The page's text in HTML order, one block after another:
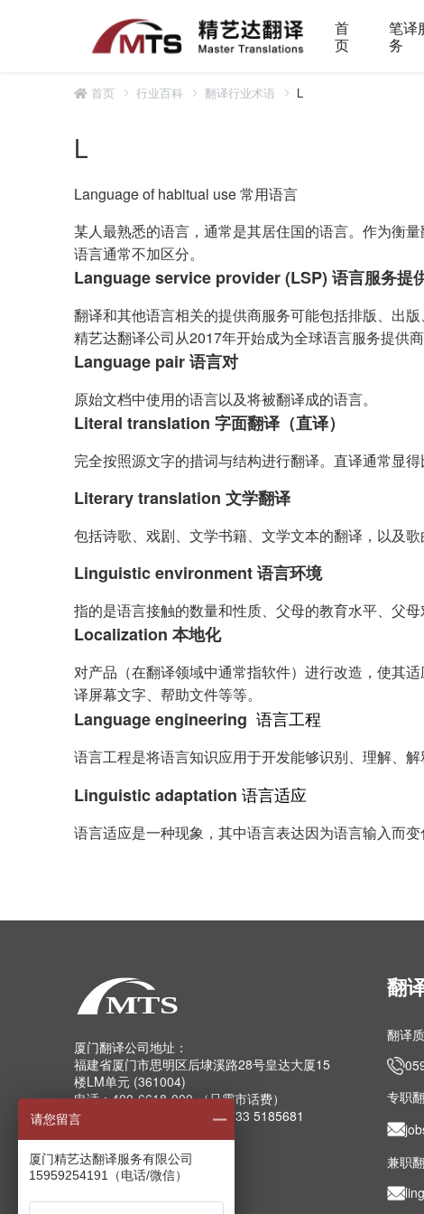
首
页
笔译
务
首页 行业百科 翻译行业术语 L
L
Language of habitual use 常用语言
某人最熟悉的语言，通常是其居住国的语言。作为衡
语言通常不加区分。
Language service provider (LSP) 语言服务提
翻译和其他语言相关的提供商服务可能包括排版、出
精艺达翻译公司从2017年开始成为全球语言服务提供
Language pair 语言对
原始文档中使用的语言以及将被翻译成的语言。
Literal translation 字面翻译（直译）
完全按照源文字的措词与结构进行翻译。直译通常显
Literary translation 文学翻译
包括诗歌、戏剧、文学书籍、文学文本的翻译，以及
Linguistic environment 语言环境
指的是语言接触的数量和性质、父母的教育水平、父
Localization 本地化
对产品（在翻译领域中通常指软件）进行改造，使其
译屏幕文字、帮助文件等等。
Language engineering 语言工程
语言工程是将语言知识应用于开发能够识别、理解、
Linguistic adaptation 语言适应
语言适应是一种现象，其中语言表达因为语言输入而
厦门翻译公司地址：
福建省厦门市思明区后埭溪路28号皇达大厦15
楼LM单元 (361004)
电话：400-6618-000 （只需市话费）
电话：0592-5185157 5185733 5185681
传真：0592-5185755
Email：info@mts.cn
翻
翻译
专职
兼职
请您留言
厦门精艺达翻译服务有限公司
15959254191（电话/微信）